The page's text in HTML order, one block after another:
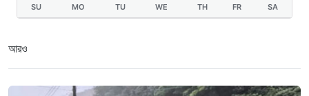
SU MO TU WE TH FR SA
আরও